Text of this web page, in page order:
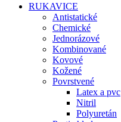
RUKAVICE
Antistatické
Chemické
Jednorázové
Kombinované
Kovové
Kožené
Povrstvené
Latex a pvc
Nitril
Polyuretán